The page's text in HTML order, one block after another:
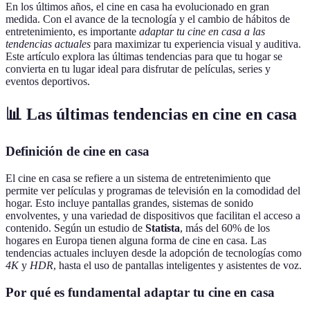
En los últimos años, el cine en casa ha evolucionado en gran
medida. Con el avance de la tecnología y el cambio de hábitos de
entretenimiento, es importante adaptar tu cine en casa a las
tendencias actuales para maximizar tu experiencia visual y auditiva.
Este artículo explora las últimas tendencias para que tu hogar se
convierta en tu lugar ideal para disfrutar de películas, series y
eventos deportivos.
📊 Las últimas tendencias en cine en casa
Definición de cine en casa
El cine en casa se refiere a un sistema de entretenimiento que
permite ver películas y programas de televisión en la comodidad del
hogar. Esto incluye pantallas grandes, sistemas de sonido
envolventes, y una variedad de dispositivos que facilitan el acceso a
contenido. Según un estudio de Statista, más del 60% de los
hogares en Europa tienen alguna forma de cine en casa. Las
tendencias actuales incluyen desde la adopción de tecnologías como
4Ky HDR, hasta el uso de pantallas inteligentes y asistentes de voz.
Por qué es fundamental adaptar tu cine en casa